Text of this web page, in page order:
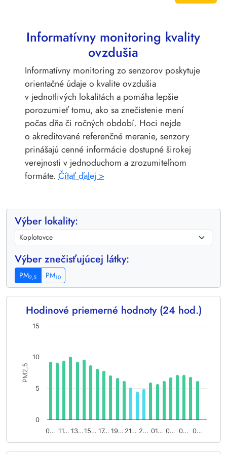
Informatívny monitoring kvality
ovzdušia
Informatívny monitoring zo senzorov poskytuje
orientačné údaje o kvalite ovzdušia
v jednotlivých lokalitách a pomáha lepšie
porozumieť tomu, ako sa znečistenie mení
počas dňa či ročných období. Hoci nejde
o akreditované referenčné meranie, senzory
prinášajú cenné informácie dostupné širokej
verejnosti v jednoduchom a zrozumiteľnom
formáte.Čítať ďalej >
Výber lokality:
Výber znečisťujúcej látky:
PM2,5 PM10
Hodinové priemerné hodnoty (24 hod.)
Chart
The chart has 1 X axis displaying categories.
The chart has 1 Y axis displaying PM2,5. Data ranges from
PM2,5
0… 11… 13…15… 17… 19… 21… 2… 01… 0… 0… 0…
0
5
10
15
End of interactive chart.